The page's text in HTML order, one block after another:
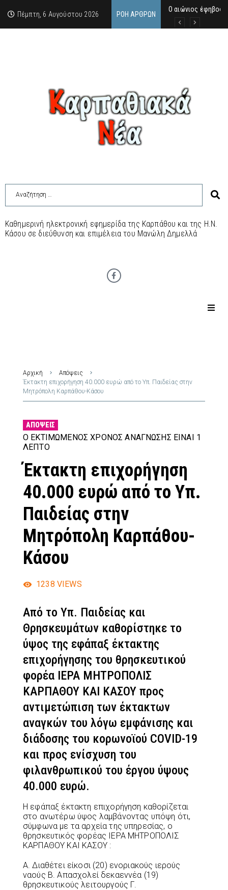
Πέμπτη, 6 Αυγούστου 2026 ΡΟΉ ΆΡΘΡΩΝ
Ο αιώνιος έφηβος
Δικαστική
Άμεση
Καθημερινή ηλεκτρονική εφημερίδα της Καρπάθου και της Η.Ν.
Κάσου σε διεύθυνση και επιμέλεια του Μανώλη Δημελλά
Αρχική
Απόψεις
Έκτακτη επιχορήγηση 40.000 ευρώ από το Υπ. Παιδείας στην
Μητρόπολη Καρπάθου-Κάσου
ΑΠΌΨΕΙΣ
Ο ΕΚΤΙΜΏΜΕΝΟΣ ΧΡΌΝΟΣ ΑΝΆΓΝΩΣΗΣ ΕΊΝΑΙ 1
ΛΕΠΤΌ
Έκτακτη επιχορήγηση
40.000 ευρώ από το Υπ.
Παιδείας στην
Μητρόπολη Καρπάθου-
Κάσου
1238 VIEWS
Από το Υπ. Παιδείας και
Θρησκευμάτων καθορίστηκε το
ύψος της εφάπαξ έκτακτης
επιχορήγησης του θρησκευτικού
φορέα ΙΕΡΑ ΜΗΤΡΟΠΟΛΙΣ
ΚΑΡΠΑΘΟΥ ΚΑΙ ΚΑΣΟΥ προς
αντιμετώπιση των έκτακτων
αναγκών του λόγω εμφάνισης και
διάδοσης του κορωνοϊού COVID-19
και προς ενίσχυση του
φιλανθρωπικού του έργου ύψους
40.000 ευρώ.
Η εφάπαξ έκτακτη επιχορήγηση καθορίζεται
στο ανωτέρω ύψος λαμβάνοντας υπόψη ότι,
σύμφωνα με τα αρχεία της υπηρεσίας, ο
θρησκευτικός φορέας ΙΕΡΑ ΜΗΤΡΟΠΟΛΙΣ
ΚΑΡΠΑΘΟΥ ΚΑΙ ΚΑΣΟΥ :
Α. Διαθέτει είκοσι (20) ενοριακούς ιερούς
ναούς Β. Απασχολεί δεκαεννέα (19)
θρησκευτικούς λειτουργούς Γ.